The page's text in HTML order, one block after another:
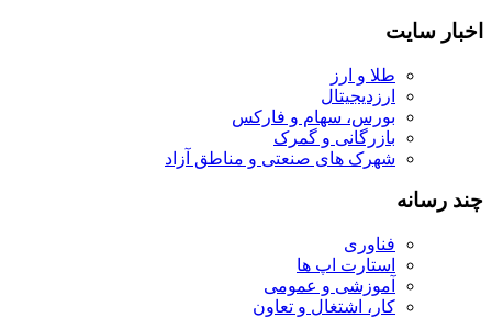
اخبار سایت
طلا و ارز
ارزدیجیتال
بورس، سهام و فارکس
بازرگانی و گمرک
شهرک های صنعتی و مناطق آزاد
چند رسانه
فناوری
استارت اپ ها
آموزشی و عمومی
کار، اشتغال و تعاون